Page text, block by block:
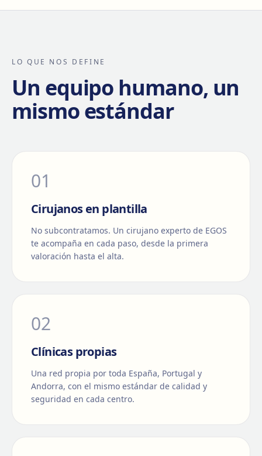
LO QUE NOS DEFINE
Un equipo humano, un
mismo estándar
01
Cirujanos en plantilla
No subcontratamos. Un cirujano experto de EGOS
te acompaña en cada paso, desde la primera
valoración hasta el alta.
02
Clínicas propias
Una red propia por toda España, Portugal y
Andorra, con el mismo estándar de calidad y
seguridad en cada centro.